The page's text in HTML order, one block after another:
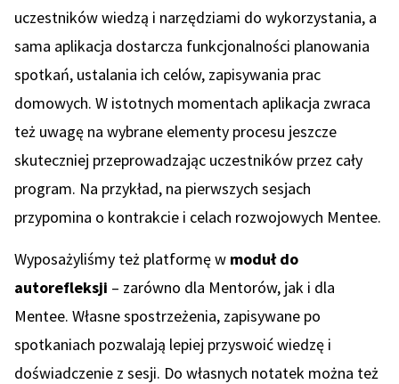
uczestników wiedzą i narzędziami do wykorzystania, a
sama aplikacja dostarcza funkcjonalności planowania
spotkań, ustalania ich celów, zapisywania prac
domowych. W istotnych momentach aplikacja zwraca
też uwagę na wybrane elementy procesu jeszcze
skuteczniej przeprowadzając uczestników przez cały
program. Na przykład, na pierwszych sesjach
przypomina o kontrakcie i celach rozwojowych Mentee.
Wyposażyliśmy też platformę w moduł do
autorefleksji – zarówno dla Mentorów, jak i dla
Mentee. Własne spostrzeżenia, zapisywane po
spotkaniach pozwalają lepiej przyswoić wiedzę i
doświadczenie z sesji. Do własnych notatek można też